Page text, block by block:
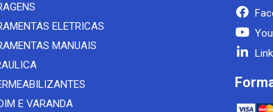
ELETRICAS
MANUAIS
E VARANDA